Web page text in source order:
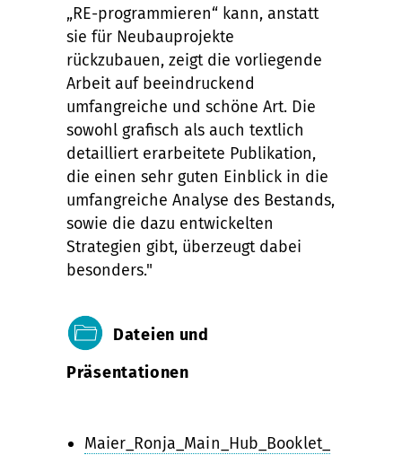
„RE-programmieren“ kann, anstatt
sie für Neubauprojekte
rückzubauen, zeigt die vorliegende
Arbeit auf beeindruckend
umfangreiche und schöne Art. Die
sowohl grafisch als auch textlich
detailliert erarbeitete Publikation,
die einen sehr guten Einblick in die
umfangreiche Analyse des Bestands,
sowie die dazu entwickelten
Strategien gibt, überzeugt dabei
besonders."
Dateien und
Präsentationen
Maier_Ronja_Main_Hub_Booklet_